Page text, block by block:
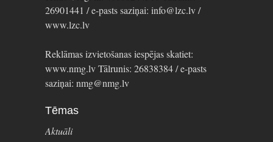
26901441 / e-pasts saziņai: info@lzc.lv /
www.lzc.lv
Reklāmas izvietošanas iespējas skatiet:
www.nmg.lv Tālrunis: 26838384 / e-pasts
saziņai: nmg@nmg.lv
Tēmas
Aktuāli